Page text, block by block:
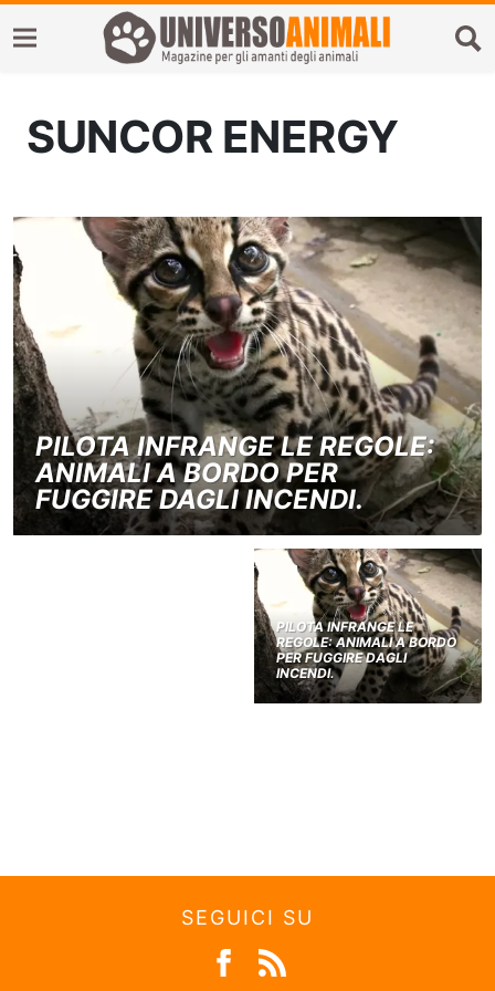
SUNCOR ENERGY
PILOTA INFRANGE LE REGOLE:
ANIMALI A BORDO PER
FUGGIRE DAGLI INCENDI.
PILOTA INFRANGE LE
REGOLE: ANIMALI A BORDO
PER FUGGIRE DAGLI
INCENDI.
SEGUICI SU